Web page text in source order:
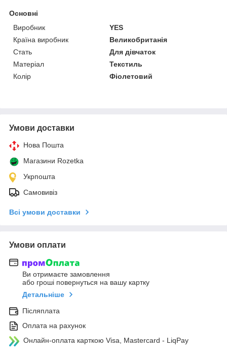
Основні
Виробник
YES
Країна виробник
Великобританія
Стать
Для дівчаток
Матеріал
Текстиль
Колір
Фіолетовий
Умови доставки
Нова Пошта
Магазини Rozetka
Укрпошта
Самовивіз
Всі умови доставки
Умови оплати
Ви отримаєте замовлення
або гроші повернуться на вашу картку
Детальніше
Післяплата
Оплата на рахунок
Онлайн-оплата карткою Visa, Mastercard - LiqPay